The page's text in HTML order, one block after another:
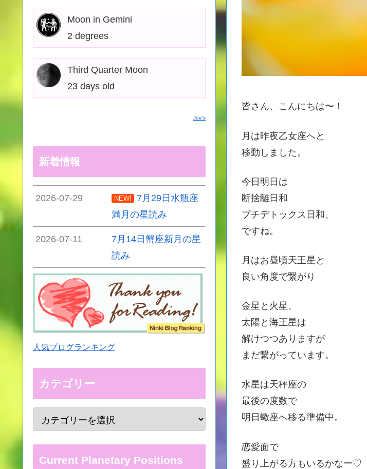
皆さん、こんにちは〜！
月は昨夜乙女座へと
移動しました。
今日明日は
断捨離日和
プチデトックス日和、
ですね。
月はお昼頃天王星と
良い角度で繋がり
金星と火星、
太陽と海王星は
解けつつありますが
まだ繋がっています。
水星は天秤座の
最後の度数で
明日蠍座へ移る準備中。
恋愛面で
盛り上がる方もいるかなー♡
Moon in Gemini
2 degrees
Third Quarter Moon
23 days old
Joe's
新着情報
2026-07-29 NEW!
7月29日水瓶座
満月の星読み
2026-07-11
7月14日蟹座新月の星
読み
人気ブログランキング
カテゴリー
Current Planetary Positions